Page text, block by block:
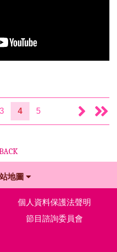
3 4 5
地圖
個人資料保護法聲明
節目諮詢委員會